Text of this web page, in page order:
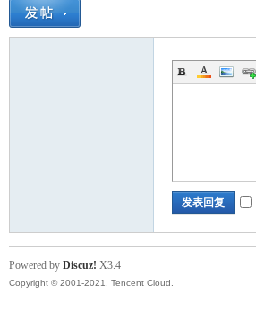
发表回复
Powered by Discuz! X3.4
Copyright © 2001-2021, Tencent Cloud.